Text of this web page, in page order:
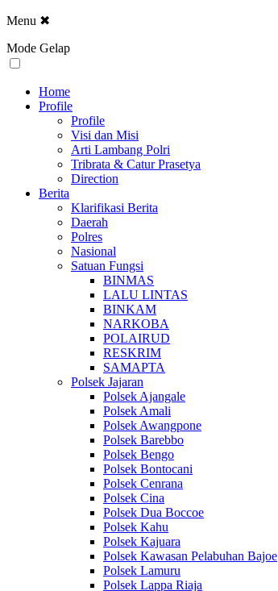
Menu ✖
Mode Gelap
Home
Profile
Profile
Visi dan Misi
Arti Lambang Polri
Tribrata & Catur Prasetya
Direction
Berita
Klarifikasi Berita
Daerah
Polres
Nasional
Satuan Fungsi
BINMAS
LALU LINTAS
BINKAM
NARKOBA
POLAIRUD
RESKRIM
SAMAPTA
Polsek Jajaran
Polsek Ajangale
Polsek Amali
Polsek Awangpone
Polsek Barebbo
Polsek Bengo
Polsek Bontocani
Polsek Cenrana
Polsek Cina
Polsek Dua Boccoe
Polsek Kahu
Polsek Kajuara
Polsek Kawasan Pelabuhan Bajoe
Polsek Lamuru
Polsek Lappa Riaja